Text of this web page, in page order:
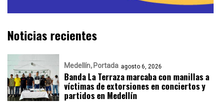
Noticias recientes
Medellín Portada agosto 6, 2026
Banda La Terraza marcaba con manillas a
víctimas de extorsiones en conciertos y
partidos en Medellín